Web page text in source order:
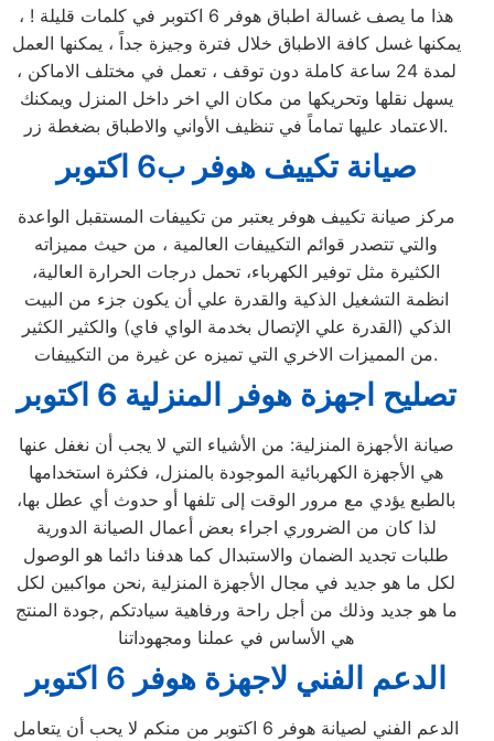
هذا ما يصف غسالة اطباق هوفر 6 اكتوبر في كلمات قليلة ! ،
يمكنها غسل كافة الاطباق خلال فترة وجيزة جداً ، يمكنها العمل
لمدة 24 ساعة كاملة دون توقف ، تعمل في مختلف الاماكن ،
يسهل نقلها وتحريكها من مكان الي اخر داخل المنزل ويمكنك
الاعتماد عليها تماماً في تنظيف الأواني والاطباق بضغطة زر.
صيانة تكييف هوفر ب6 اكتوبر
مركز صيانة تكييف هوفر يعتبر من تكييفات المستقبل الواعدة
والتي تتصدر قوائم التكييفات العالمية ، من حيث مميزاته
الكثيرة مثل توفير الكهرباء، تحمل درجات الحرارة العالية،
انظمة التشغيل الذكية والقدرة علي أن يكون جزء من البيت
الذكي (القدرة علي الإتصال بخدمة الواي فاي) والكثير الكثير
من المميزات الاخري التي تميزه عن غيرة من التكييفات.
تصليح اجهزةهوفر المنزلية 6 اكتوبر
صيانة الأجهزة المنزلية: من الأشياء التي لا يجب أن نغفل عنها
هي الأجهزة الكهربائية الموجودة بالمنزل، فكثرة استخدامها
بالطبع يؤدي مع مرور الوقت إلى تلفها أو حدوث أي عطل بها،
لذا كان من الضروري اجراء بعض أعمال الصيانة الدورية
طلبات تجديد الضمان والاستبدال كما هدفنا دائما هو الوصول
لكل ما هو جديد في مجال الأجهزة المنزلية ,نحن مواكبين لكل
ما هو جديد وذلك من أجل راحة ورفاهية سيادتكم ,جودة المنتج
هي الأساس في عملنا ومجهوداتنا
الدعم الفني لاجهزة هوفر 6 اكتوبر
الدعم الفني لصيانة هوفر 6 اكتوبر من منكم لا يحب أن يتعامل